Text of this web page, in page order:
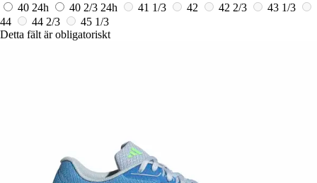
40 24h 40 2/3 24h 41 1/3 42 42 2/3
43 1/3
44
44 2/3
45 1/3
Detta fält är obligatoriskt